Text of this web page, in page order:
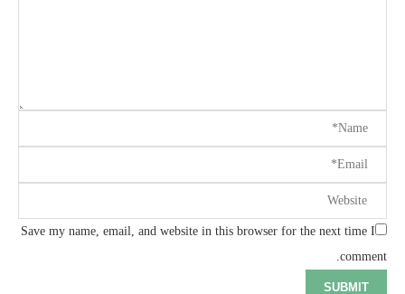
Save my name, email, and website in this browser for the next time I
comment.